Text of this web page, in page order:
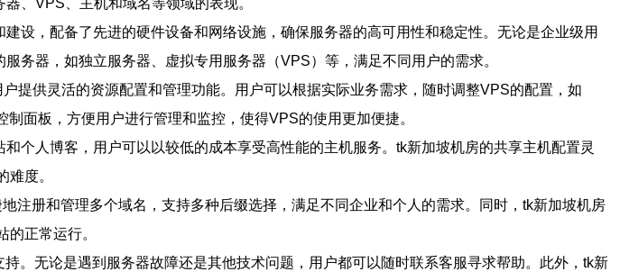
、VPS、主机和域名等领域的表现。
设，配备了先进的硬件设备和网络设施，确保服务器的高可用性和稳定性。无论是企业级用
务器，如独立服务器、虚拟专用服务器（VPS）等，满足不同用户的需求。
提供灵活的资源配置和管理功能。用户可以根据实际业务需求，随时调整VPS的配置，如
面板，方便用户进行管理和监控，使得VPS的使用更加便捷。
个人博客，用户可以以较低的成本享受高性能的主机服务。tk新加坡机房的共享主机配置灵
度。
注册和管理多个域名，支持多种后缀选择，满足不同企业和个人的需求。同时，tk新加坡机房
正常运行。
。无论是遇到服务器故障还是其他技术问题，用户都可以随时联系客服寻求帮助。此外，tk新